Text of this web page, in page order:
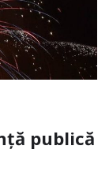
publică